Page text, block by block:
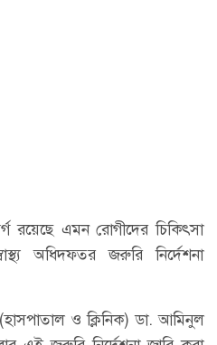
রয়েছে এমন রোগীদের চিকিৎসা
অধিদফতর জরুরি নির্দেশনা
ও ক্লিনিক) ডা. আমিনুল